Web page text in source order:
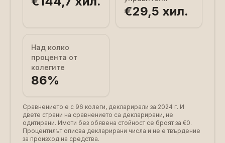
€29,5 хил.
Над колко
процента от
колегите
86%
Сравнението е с 96 колеги, декларирали за 2024 г. И
двете страни на сравнението са декларирани, не
одитирани. Имоти без обявена стойност се броят за €0.
Процентилът описва декларирани числа и не е твърдение
за произход на средства.